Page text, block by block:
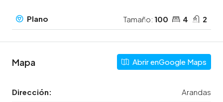
Plano Tamaño: 100 4 2
Mapa Abrir enGoogle Maps
Dirección: Arandas